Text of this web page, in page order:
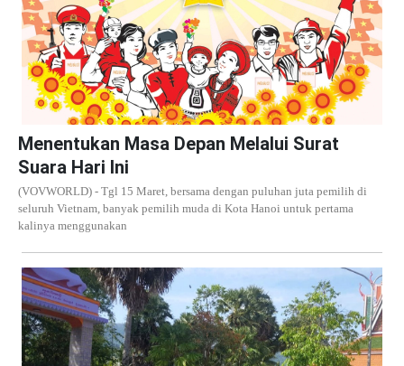
Menentukan Masa Depan Melalui Surat
Suara Hari Ini
(VOVWORLD) - Tgl 15 Maret, bersama dengan puluhan juta pemilih di
seluruh Vietnam, banyak pemilih muda di Kota Hanoi untuk pertama
kalinya menggunakan